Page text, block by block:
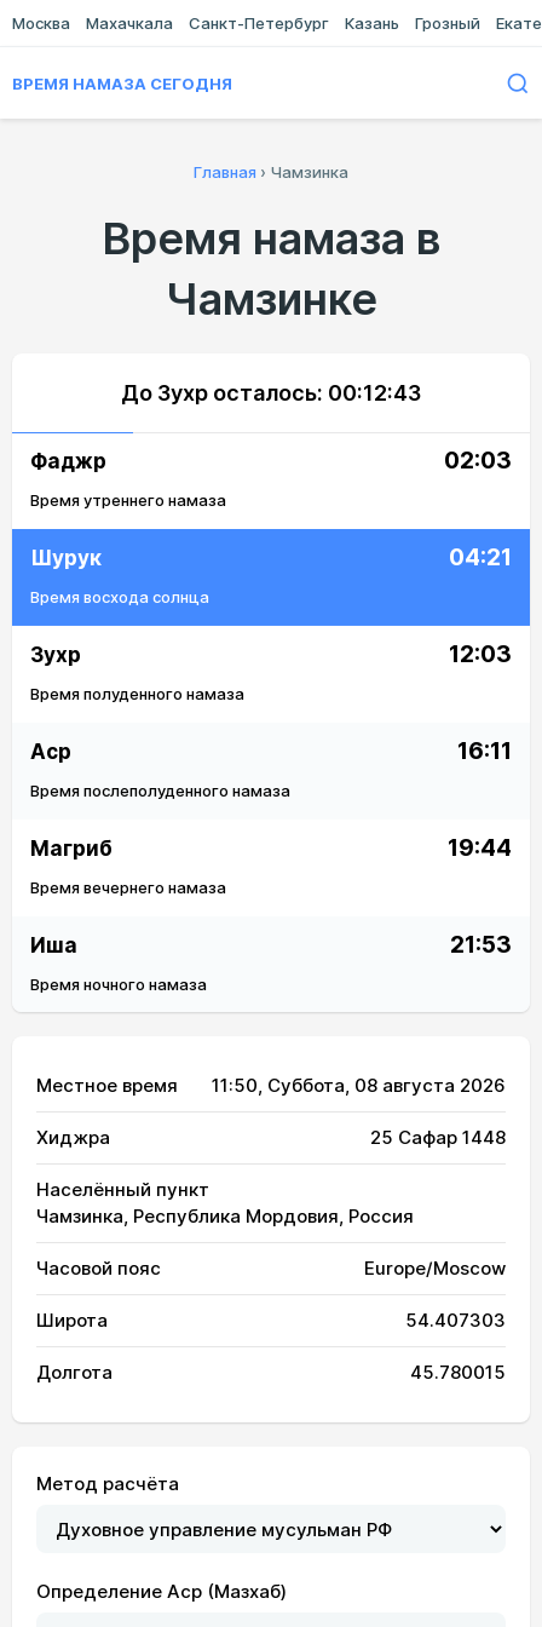
Москва Махачкала Санкт-Петербург Казань Грозный
ВРЕМЯ НАМАЗА СЕГОДНЯ
Главная › Чамзинка
Время намаза в
Чамзинке
До Зухр осталось: 00:12:43
Фаджр 02:03
Время утреннего намаза
Шурук 04:21
Время восхода солнца
Зухр 12:03
Время полуденного намаза
Аср 16:11
Время послеполуденного намаза
Магриб 19:44
Время вечернего намаза
Иша 21:53
Время ночного намаза
Местное время 11:50, Суббота, 08 августа 2026
Хиджра 25 Сафар 1448
Населённый пункт
Чамзинка, Республика Мордовия, Россия
Часовой пояс Europe/Moscow
Широта 54.407303
Долгота 45.780015
Метод расчёта
Определение Аср (Мазхаб)